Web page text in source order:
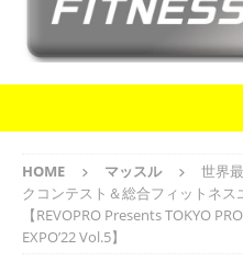
HOME マッスル
世界
クコンテスト＆総合フィットネス
【REVOPRO Presents TOKYO
EXPO’22 Vol.5】